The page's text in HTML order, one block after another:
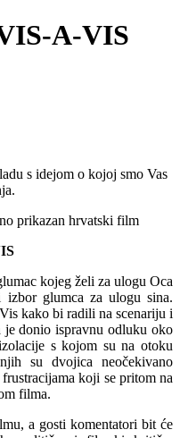
A-VIS
s idejom o kojoj smo Vas
prikazan hrvatski film
kojeg želi za ulogu Oca
glumca za ulogu sina.
kako bi radili na scenariju i
donio ispravnu odluku oko
s kojom su na otoku
su dvojica neočekivano
koji se pritom na
filma.
a gosti komentatori bit će